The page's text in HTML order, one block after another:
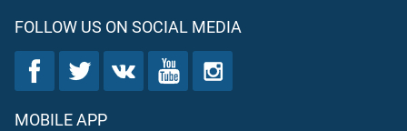
FOLLOW US ON SOCIAL MEDIA
MOBILE APP